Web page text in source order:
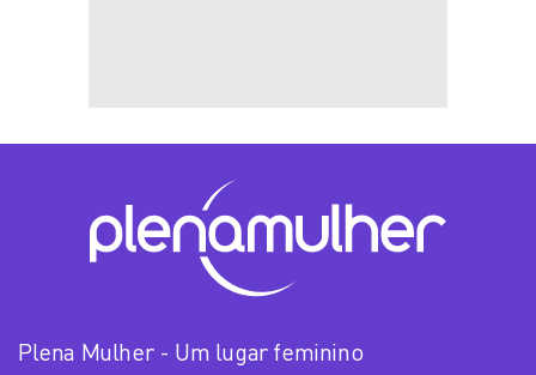
Plena Mulher - Um lugar feminino